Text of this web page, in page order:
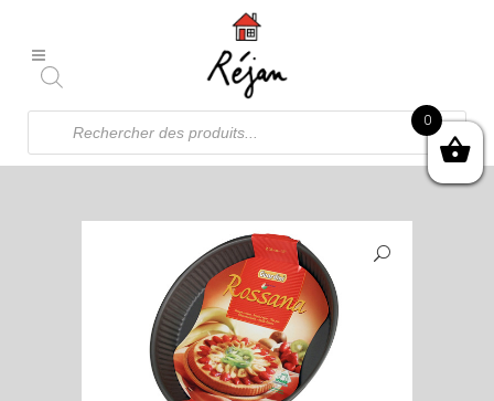
Recherche
produits
0